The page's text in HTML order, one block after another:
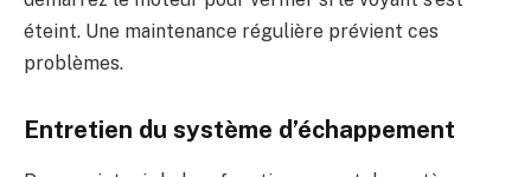
éteint. Une maintenance régulière prévient ces
problèmes.
Entretien du système d’échappement